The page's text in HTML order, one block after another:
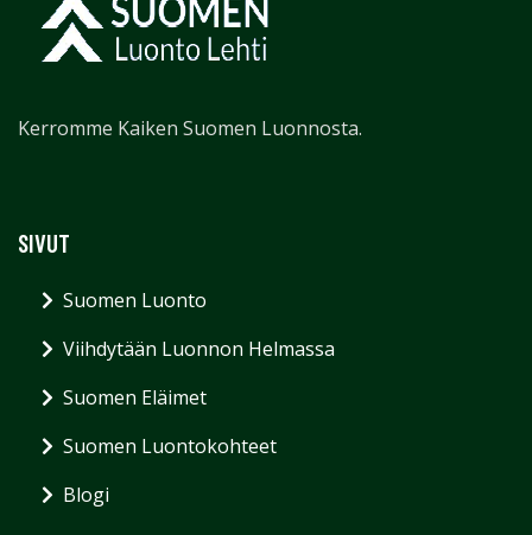
Kerromme Kaiken Suomen Luonnosta.
SIVUT
Suomen Luonto
Viihdytään Luonnon Helmassa
Suomen Eläimet
Suomen Luontokohteet
Blogi